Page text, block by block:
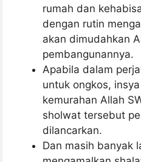
rumah dan
dengan rutin
akan dimudahkan
pembangunannya.
Apabila dalam
untuk ongkos,
kemurahan Allah
sholwat tersebut
dilancarkan.
Dan masih banyak